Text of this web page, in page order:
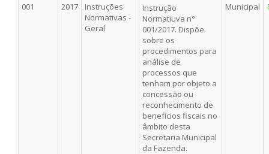
001 2017
Instruções
Normativas -
Geral
Instrução
Normatiuva n°
001/2017. Dispõe
sobre os
procedimentos para
análise de
processos que
tenham por objeto a
concessão ou
reconhecimento de
benefícios fiscais no
âmbito desta
Secretaria Municipal
da Fazenda.
Municipal